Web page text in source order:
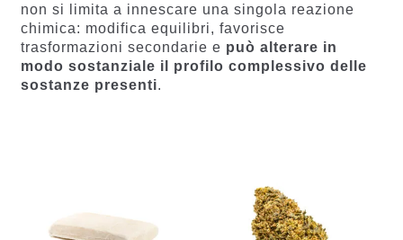
non si limita a innescare una singola reazione
chimica: modifica equilibri, favorisce
trasformazioni secondarie e può alterare in
modo sostanziale il profilo complessivo delle
sostanze presenti.